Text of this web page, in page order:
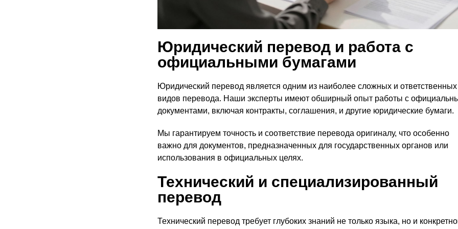
Юридический перевод и работа с
официальными бумагами
Юридический перевод является одним из наиболее сложных и ответственных
видов перевода. Наши эксперты имеют обширный опыт работы с
документами, включая контракты, соглашения, и другие юридические бумаги.
Мы гарантируем точность и соответствие перевода оригиналу, что особенно
важно для документов, предназначенных для государственных органов или
использования в официальных целях.
Технический и специализированный
перевод
Технический перевод требует глубоких знаний не только языка, но и